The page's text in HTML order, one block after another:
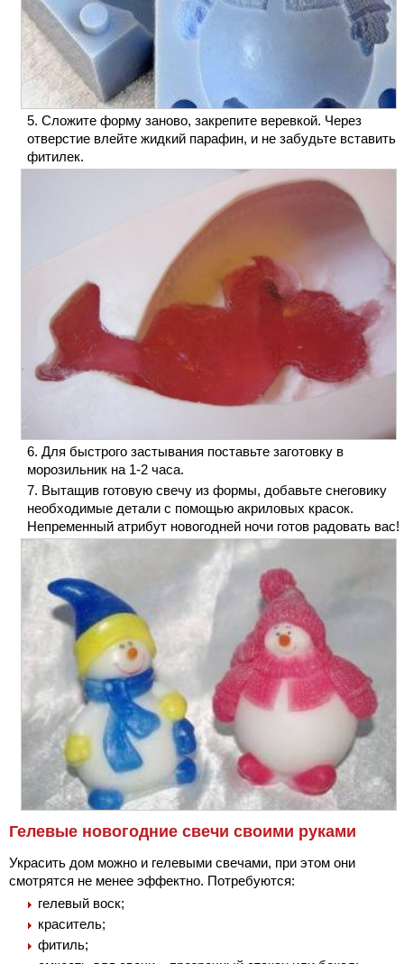
Сложите форму заново, закрепите веревкой. Через
отверстие влейте жидкий парафин, и не забудьте вставить
фитилек.
Для быстрого застывания поставьте заготовку в
морозильник на 1-2 часа.
Вытащив готовую свечу из формы, добавьте снеговику
необходимые детали с помощью акриловых красок.
Непременный атрибут новогодней ночи готов радовать вас!
Гелевые новогодние свечи своими руками
Украсить дом можно и гелевыми свечами, при этом они
смотрятся не менее эффектно. Потребуются:
гелевый воск;
краситель;
фитиль;